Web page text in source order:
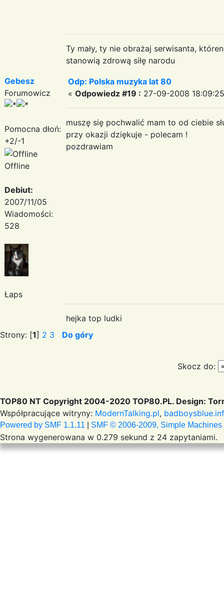
Ty mały, ty nie obrażaj serwisanta,
stanowią zdrową siłę narodu
Gebesz
Forumowicz
Pomocna dłoń:
+2/-1
Offline
Debiut:
2007/11/05
Wiadomości:
528
Łaps
Odp: Polska muzyka lat 80
« Odpowiedz #19 : 27-09-2008
muszę się pochwalić mam to od ciebie
przy okazji dziękuje - polecam !
pozdrawiam
hejka top ludki
Strony: [1] 2 3 Do góry
Skocz do:
TOP80 NT Copyright 2004-2020 TOP80.PL. Design:
Współpracujące witryny: ModernTalking.pl,
Powered by SMF 1.1.11 SMF © 2006-2009, Simple Machines
Strona wygenerowana w 0.279 sekund z 24 zapytaniami.